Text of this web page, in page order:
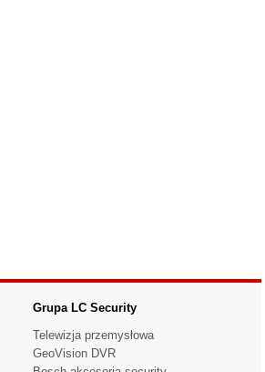
Grupa LC Security
Telewizja przemysłowa
GeoVision DVR